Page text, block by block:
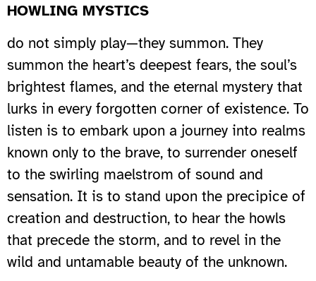
HOWLING MYSTICS
do not simply play—they summon. They
summon the heart’s deepest fears, the soul’s
brightest flames, and the eternal mystery that
lurks in every forgotten corner of existence. To
listen is to embark upon a journey into realms
known only to the brave, to surrender oneself
to the swirling maelstrom of sound and
sensation. It is to stand upon the precipice of
creation and destruction, to hear the howls
that precede the storm, and to revel in the
wild and untamable beauty of the unknown.